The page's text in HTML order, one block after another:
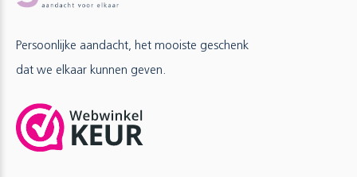
Persoonlijke aandacht, het mooiste geschenk
dat we elkaar kunnen geven.